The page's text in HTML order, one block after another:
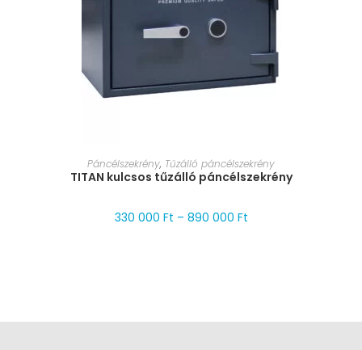
MÉRET VÁLASZTÁSA
Páncélszekrény, Tűzálló páncélszekrény
TITAN kulcsos tűzálló páncélszekrény
330 000 Ft – 890 000 Ft